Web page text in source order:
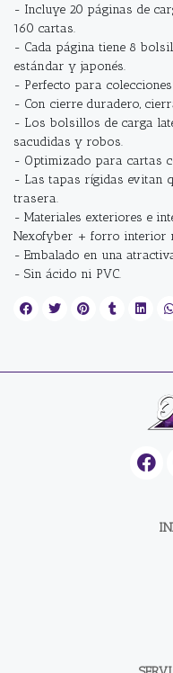
- Incluye 20 páginas de
160 cartas.
- Cada página tiene 8
estándar y japonés.
- Perfecto para
- Con cierre duradero,
- Los bolsillos de carga
sacudidas y robos.
- Optimizado para cartas
- Las tapas rígidas evitan
trasera.
- Materiales exteriores e
Nexofyber + forro interior
- Embalado en una
- Sin ácido ni PVC.